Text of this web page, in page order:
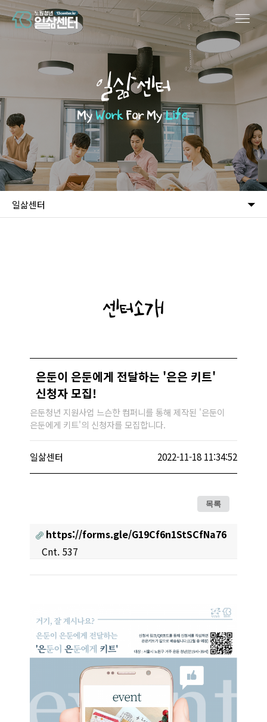
일삶센터
MyWorkFor MyLife.
일삶센터
센터소개
은둔이 은둔에게 전달하는 '은은 키트'
신청자 모집!
은둔청년 지원사업 느슨한 컴퍼니를 통해 제작된 '은둔이
은둔에게 키트'의 신청자를 모집합니다.
일삶센터 2022-11-18 11:34:52
목록
https://forms.gle/G19Cf6n1StSCfNa76
Cnt. 537